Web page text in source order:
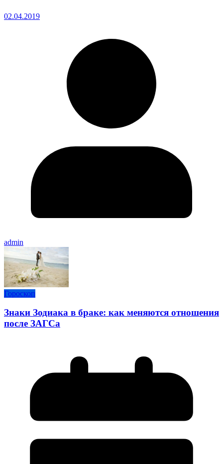
02.04.2019
admin
Гороскоп
Знаки Зодиака в браке: как меняются отношения
после ЗАГСа